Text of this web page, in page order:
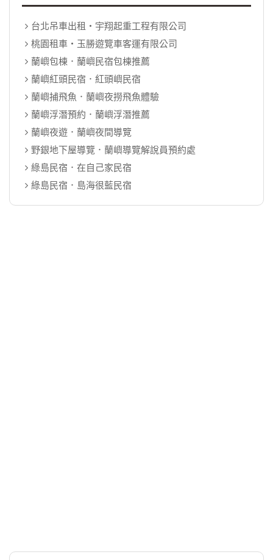
台北吊車出租‧宇翔起重工程有限公司
桃園租車‧玉勝遊覽車客運有限公司
蘭嶼包棟．蘭嶼民宿包棟推薦
蘭嶼紅頭民宿．紅頭嶼民宿
蘭嶼捕飛魚．蘭嶼夜撈飛魚體驗
蘭嶼浮潛預約．蘭嶼浮潛推薦
蘭嶼夜遊．蘭嶼夜間導覽
野銀地下屋導覽．蘭嶼導覽解說員預約處
綠島民宿．在自己家民宿
綠島民宿．島海很藍民宿